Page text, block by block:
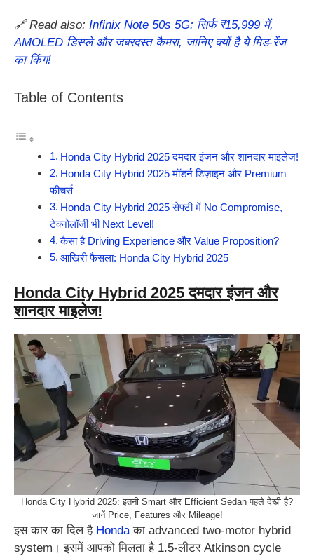
🔗 Read also: Infinix Note 50s 5G: सिर्फ ₹15,999 में,
AMOLED डिस्प्ले और जबरदस्त कैमरा, जानिए क्यों है ये मिड-रेंज
का किंग!
Table of Contents
Honda City Hybrid 2025 दमदार इंजन और शानदार माइलेज!
Honda City Hybrid 2025 मॉडर्न डिज़ाइन और Premium
फीचर्स
Honda City Hybrid 2025 सेफ्टी में No Compromise,
टेक्नोलॉजी भी Next Level!
कैसा है Driving Experience और Value Proposition?
आखिरी फैसला: Honda City Hybrid 2025
Honda City Hybrid 2025 दमदार इंजन और
शानदार माइलेज!
Honda City Hybrid 2025: इतनी Smart और Efficient Sedan पहले देखी है?
जानें Price, Features और Mileage!
इस कार का दिल है Hondaका advanced two-motor hybrid
system। इसमें आपको मिलता है 1.5-लीटर Atkinson cycle